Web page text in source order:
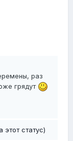
раз
грядут
этот статус)